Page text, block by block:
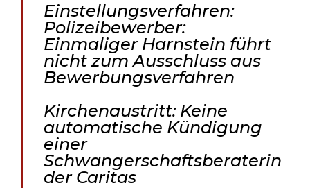
Einstellungsverfahren:
Polizeibewerber:
Einmaliger Harnstein führt
nicht zum Ausschluss aus
Bewerbungsverfahren
Kirchenaustritt: Keine
automatische Kündigung
einer
Schwangerschaftsberaterin
der Caritas